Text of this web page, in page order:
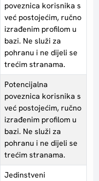
poveznica korisnika s
već postojećim, ručno
izrađenim profilom u
bazi. Ne služi za
pohranu i ne dijeli se
trećim stranama.
Potencijalna
poveznica korisnika s
već postojećim, ručno
izrađenim profilom u
bazi. Ne služi za
pohranu i ne dijeli se
trećim stranama.
Jedinstveni